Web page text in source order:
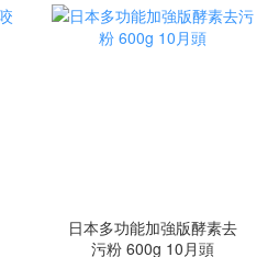
日本多功能加強版酵素去
污粉 600g 10月頭